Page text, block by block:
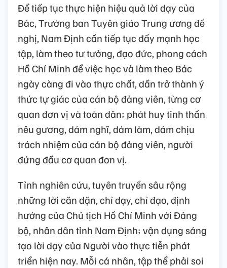
Để tiếp tục thực hiện hiệu quả lời dạy của
Bác, Trưởng ban Tuyên giáo Trung ương đề
nghị, Nam Định cần tiếp tục đẩy mạnh học
tập, làm theo tư tưởng, đạo đức, phong cách
Hồ Chí Minh để việc học và làm theo Bác
ngày càng đi vào thực chất, dần trở thành ý
thức tự giác của cán bộ đảng viên, từng cơ
quan đơn vị và toàn dân; phát huy tinh thần
nêu gương, dám nghĩ, dám làm, dám chịu
trách nhiệm của cán bộ đảng viên, người
đứng đầu cơ quan đơn vị.
Tỉnh nghiên cứu, tuyên truyền sâu rộng
những lời căn dặn, chỉ dạy, chỉ đạo, định
hướng của Chủ tịch Hồ Chí Minh với Đảng
bộ, nhân dân tỉnh Nam Định; vận dụng sáng
tạo lời dạy của Người vào thực tiễn phát
triển hiện nay. Mỗi cá nhân, tập thể phải soi